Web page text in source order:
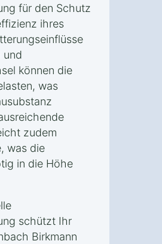
für den Schutz
ihres
und
können die
was
zudem
was die
in die Höhe
schützt Ihr
Birkmann